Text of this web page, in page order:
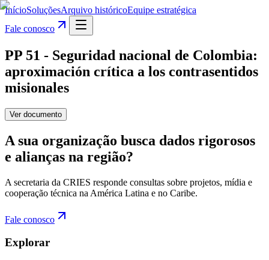
InícioSoluçõesArquivo históricoEquipe estratégica
Fale conosco
PP 51 - Seguridad nacional de Colombia:
aproximación crítica a los contrasentidos
misionales
Ver documento
A sua organização busca dados rigorosos
e alianças na região?
A secretaria da CRIES responde consultas sobre projetos, mídia e
cooperação técnica na América Latina e no Caribe.
Fale conosco
Explorar